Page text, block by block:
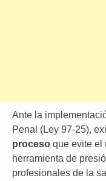
Ante la
Penal (Ley 97-25),
proceso que evite el
herramienta de
profesionales de la